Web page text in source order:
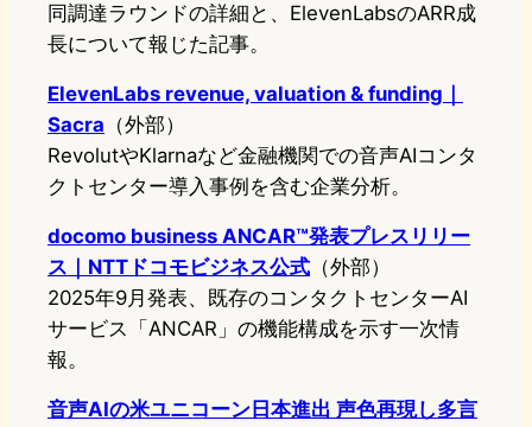
同調達ラウンドの詳細と、ElevenLabsのARR成
長について報じた記事。
ElevenLabs revenue, valuation & funding｜
Sacra （外部）
RevolutやKlarnaなど金融機関での音声AIコンタ
クトセンター導入事例を含む企業分析。
docomo business ANCAR™発表プレスリリー
ス｜NTTドコモビジネス公式 （外部）
2025年9月発表、既存のコンタクトセンターAI
サービス「ANCAR」の機能構成を示す一次情
報。
音声AIの米ユニコーン日本進出 声色再現し多言